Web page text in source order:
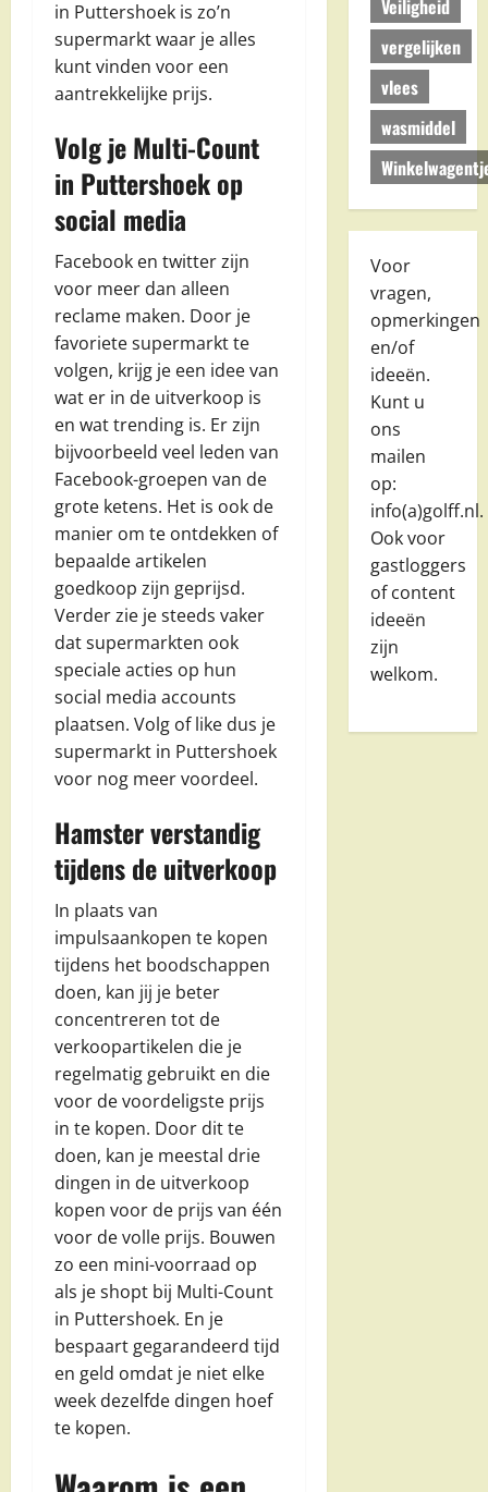
in Puttershoek is zo’n
supermarkt waar je alles
kunt vinden voor een
aantrekkelijke prijs.
Volg je Multi-Count
in Puttershoek op
social media
Facebook en twitter zijn
voor meer dan alleen
reclame maken. Door je
favoriete supermarkt te
volgen, krijg je een idee van
wat er in de uitverkoop is
en wat trending is. Er zijn
bijvoorbeeld veel leden van
Facebook-groepen van de
grote ketens. Het is ook de
manier om te ontdekken of
bepaalde artikelen
goedkoop zijn geprijsd.
Verder zie je steeds vaker
dat supermarkten ook
speciale acties op hun
social media accounts
plaatsen. Volg of like dus je
supermarkt in Puttershoek
voor nog meer voordeel.
Hamster verstandig
tijdens de uitverkoop
In plaats van
impulsaankopen te kopen
tijdens het boodschappen
doen, kan jij je beter
concentreren tot de
verkoopartikelen die je
regelmatig gebruikt en die
voor de voordeligste prijs
in te kopen. Door dit te
doen, kan je meestal drie
dingen in de uitverkoop
kopen voor de prijs van één
voor de volle prijs. Bouwen
zo een mini-voorraad op
als je shopt bij Multi-Count
in Puttershoek. En je
bespaart gegarandeerd tijd
en geld omdat je niet elke
week dezelfde dingen hoef
te kopen.
Veiligheid
vergelijken
vlees
wasmiddel
Voor
vragen,
opmerkingen
en/of
ideeën.
Kunt u
ons
mailen
op:
info(a)golff.nl.
Ook voor
gastloggers
of content
ideeën
zijn
welkom.